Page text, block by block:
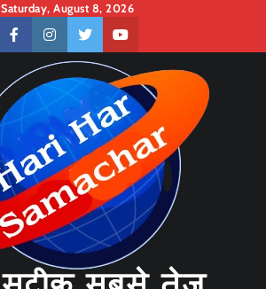
Saturday, August 8, 2026
facebookinstagramtwitteryoutube